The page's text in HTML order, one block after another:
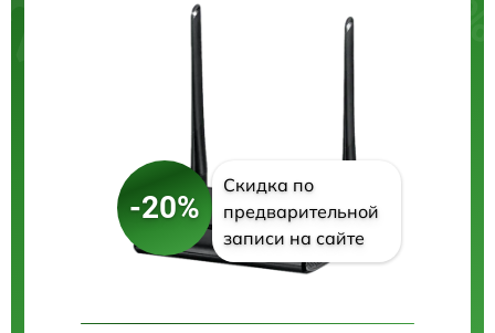
-20%
Скидка по
предварительной
записи на сайте